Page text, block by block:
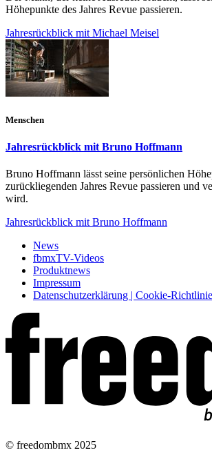
Höhepunkte des Jahres Revue passieren.
Jahresrückblick mit Michael Meisel
Menschen
Jahresrückblick mit Bruno Hoffmann
Bruno Hoffmann lässt seine persönlichen
zurückliegenden Jahres Revue passieren und
wird.
Jahresrückblick mit Bruno Hoffmann
News
fbmxTV-Videos
Produktnews
Impressum
Datenschutzerklärung | Cookie-Richtlinie
© freedombmx 2025